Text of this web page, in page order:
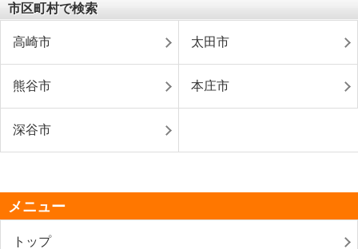
市区町村で検索
高崎市 太田市
熊谷市 本庄市
深谷市
メニュー
トップ